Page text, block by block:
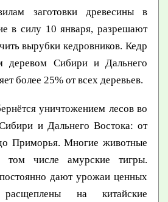
заготовки древесины в
в силу 10 января, разрешают
вырубки кедровников. Кедр
деревом Сибири и Дальнего
более 25% от всех деревьев.
уничтожением лесов во
и Дальнего Востока: от
Приморья. Многие животные
числе амурские тигры.
дают урожаи ценных
на китайские